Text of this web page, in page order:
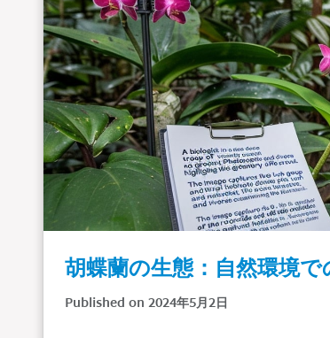
胡蝶蘭の生態：自然環境
Published on 2024年5月2日